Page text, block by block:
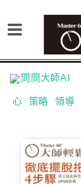
問問大師AI
心 策略 領導